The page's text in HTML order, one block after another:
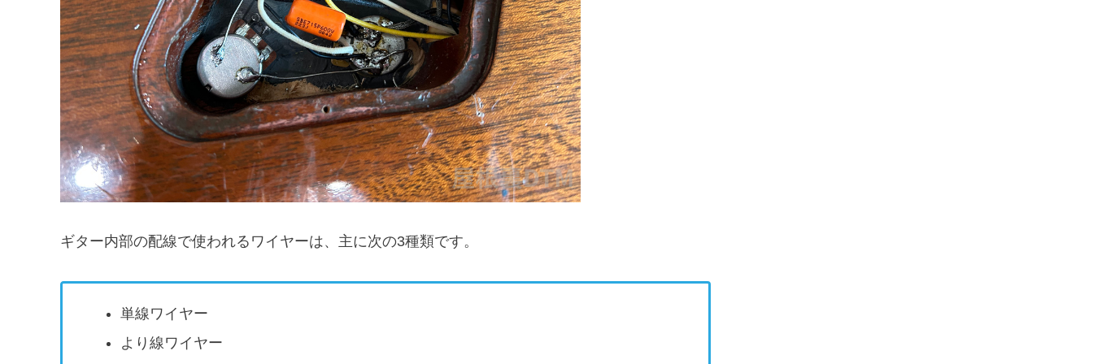
ギター内部の配線で使われるワイヤーは、主に次の3種類です。
単線ワイヤー
より線ワイヤー